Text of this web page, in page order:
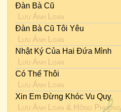
Đàn Bà Cũ
Lưu Ánh Loan
Đàn Bà Cũ Tôi Yêu
Lưu Ánh Loan
Nhật Ký Của Hai Đứa Mình
Lưu Ánh Loan
Có Thế Thôi
Lưu Ánh Loan
Xin Em Đừng Khóc Vu Quy
Lưu Ánh Loan & Hồng Phượng